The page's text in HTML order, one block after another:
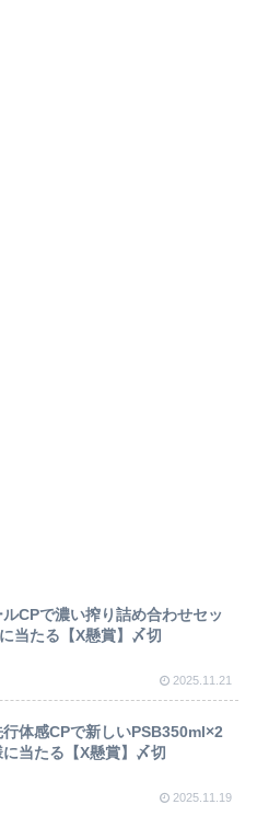
CPで濃い搾り詰め合わせセッ
当たる【X懸賞】〆切
2025.11.21
体感CPで新しいPSB350ml×2
当たる【X懸賞】〆切
2025.11.19